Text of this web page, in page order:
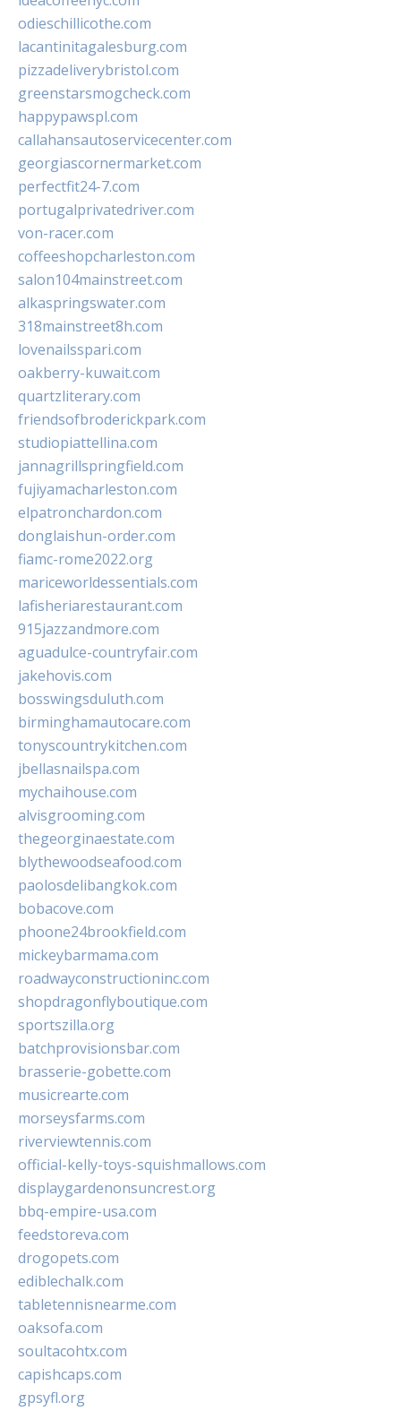
odieschillicothe.com
lacantinitagalesburg.com
pizzadeliverybristol.com
greenstarsmogcheck.com
happypawspl.com
callahansautoservicecenter.com
georgiascornermarket.com
perfectfit24-7.com
portugalprivatedriver.com
von-racer.com
coffeeshopcharleston.com
salon104mainstreet.com
alkaspringswater.com
318mainstreet8h.com
lovenailsspari.com
oakberry-kuwait.com
quartzliterary.com
friendsofbroderickpark.com
studiopiattellina.com
jannagrillspringfield.com
fujiyamacharleston.com
elpatronchardon.com
donglaishun-order.com
fiamc-rome2022.org
mariceworldessentials.com
lafisheriarestaurant.com
915jazzandmore.com
aguadulce-countryfair.com
jakehovis.com
bosswingsduluth.com
birminghamautocare.com
tonyscountrykitchen.com
jbellasnailspa.com
mychaihouse.com
alvisgrooming.com
thegeorginaestate.com
blythewoodseafood.com
paolosdelibangkok.com
bobacove.com
phoone24brookfield.com
mickeybarmama.com
roadwayconstructioninc.com
shopdragonflyboutique.com
sportszilla.org
batchprovisionsbar.com
brasserie-gobette.com
musicrearte.com
morseysfarms.com
riverviewtennis.com
official-kelly-toys-squishmallows.com
displaygardenonsuncrest.org
bbq-empire-usa.com
feedstoreva.com
drogopets.com
ediblechalk.com
tabletennisnearme.com
oaksofa.com
soultacohtx.com
capishcaps.com
gpsyfl.org